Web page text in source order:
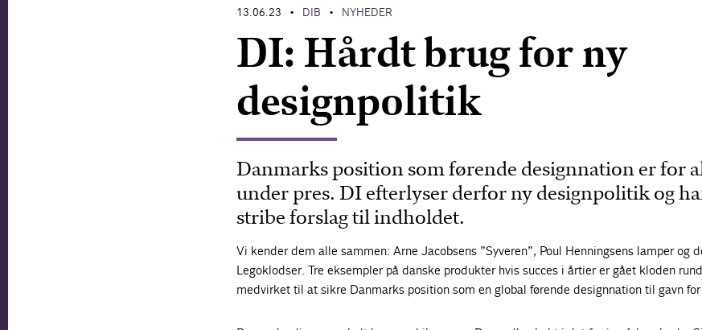
13.06.23 • DIB • NYHEDER
DI: Hårdt brug for ny
designpolitik
Danmarks position som førende designnation er for
under pres. DI efterlyser derfor ny designpolitik og
stribe forslag til indholdet.
Vi kender dem alle sammen: Arne Jacobsens ”Syveren”, Poul Henningsens lamper og
Legoklodser. Tre eksempler på danske produkter hvis succes i årtier er gået kloden
medvirket til at sikre Danmarks position som en global førende designnation til gavn